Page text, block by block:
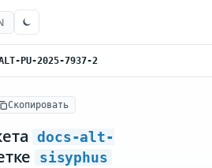
PU-2025-7937-2
Скопировать
docs-alt-
sisyphus